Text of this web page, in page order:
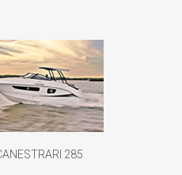
285